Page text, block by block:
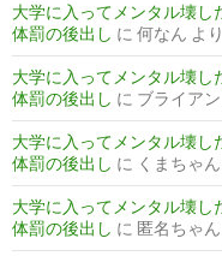
大学に入ってメンタル壊し
体罰の後出し に 何なん より
大学に入ってメンタル壊し
体罰の後出し に ブライアン
大学に入ってメンタル壊し
体罰の後出し に くまちゃん
大学に入ってメンタル壊し
体罰の後出し に 匿名ちゃん